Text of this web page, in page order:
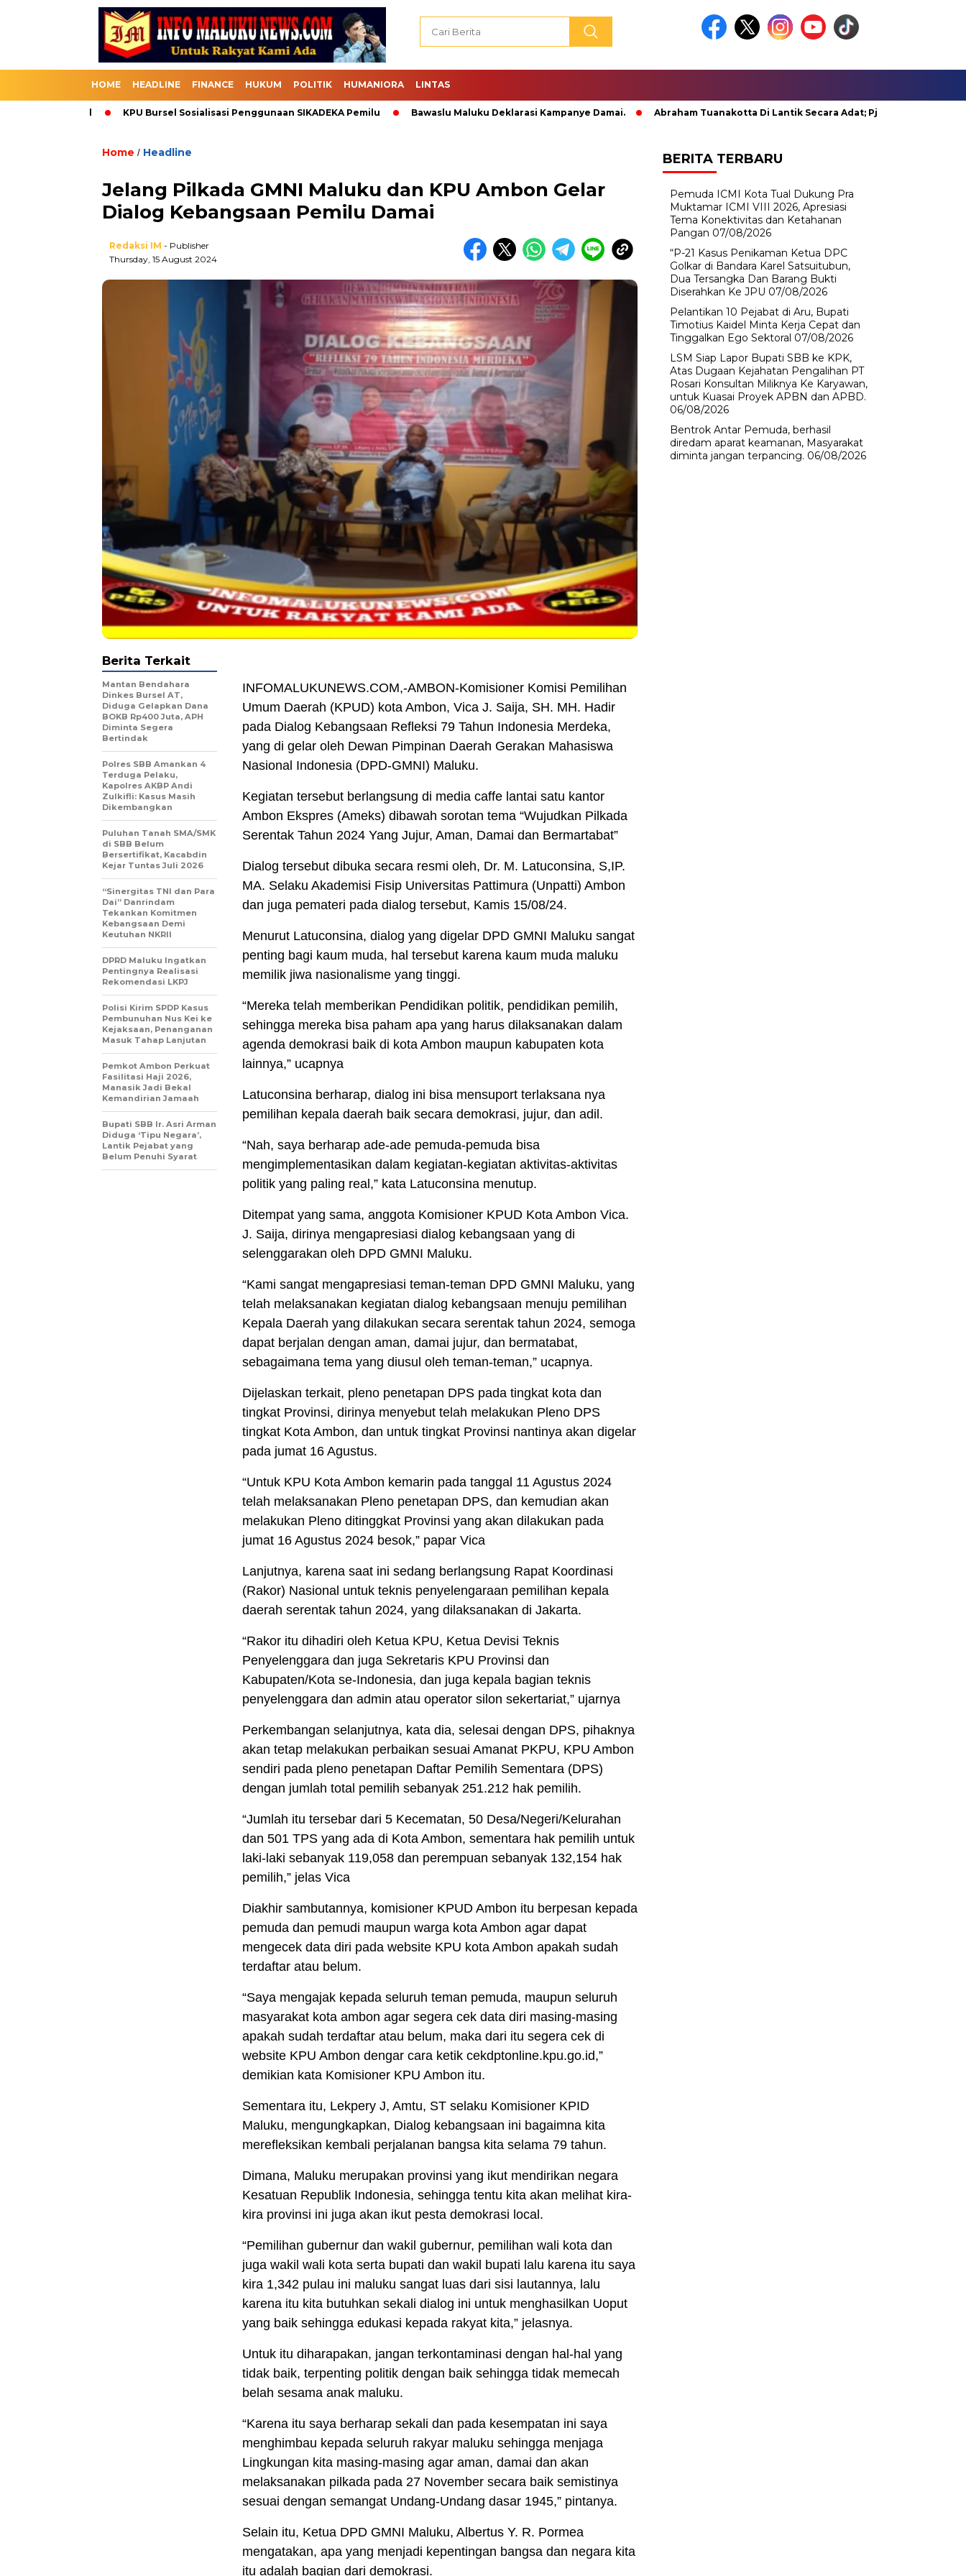
HOME HEADLINE FINANCE HUKUM POLITIK HUMANIORA LINTAS
KPU Bursel Sosialisasi Penggunaan SIKADEKA Pemilu Bawaslu Maluku Deklarasi Kampanye Damai. Abraham Tuanakotta Di Lantik Secara Adat; Pj Bupati Malteng Minta
Home / Headline
Jelang Pilkada GMNI Maluku dan KPU Ambon Gelar
Dialog Kebangsaan Pemilu Damai
Redaksi IM - Publisher
Thursday, 15 August 2024
INFOMALUKUNEWS.COM,-AMBON-Komisioner Komisi Pemilihan
Umum Daerah (KPUD) kota Ambon, Vica J. Saija, SH. MH. Hadir
pada Dialog Kebangsaan Refleksi 79 Tahun Indonesia Merdeka,
yang di gelar oleh Dewan Pimpinan Daerah Gerakan Mahasiswa
Nasional Indonesia (DPD-GMNI) Maluku.
Kegiatan tersebut berlangsung di media caffe lantai satu kantor
Ambon Ekspres (Ameks) dibawah sorotan tema “Wujudkan Pilkada
Serentak Tahun 2024 Yang Jujur, Aman, Damai dan Bermartabat”
Dialog tersebut dibuka secara resmi oleh, Dr. M. Latuconsina, S,IP.
MA. Selaku Akademisi Fisip Universitas Pattimura (Unpatti) Ambon
dan juga pemateri pada dialog tersebut, Kamis 15/08/24.
Menurut Latuconsina, dialog yang digelar DPD GMNI Maluku sangat
penting bagi kaum muda, hal tersebut karena kaum muda maluku
memilik jiwa nasionalisme yang tinggi.
“Mereka telah memberikan Pendidikan politik, pendidikan pemilih,
sehingga mereka bisa paham apa yang harus dilaksanakan dalam
agenda demokrasi baik di kota Ambon maupun kabupaten kota
lainnya,” ucapnya
Latuconsina berharap, dialog ini bisa mensuport terlaksana nya
pemilihan kepala daerah baik secara demokrasi, jujur, dan adil.
“Nah, saya berharap ade-ade pemuda-pemuda bisa
mengimplementasikan dalam kegiatan-kegiatan aktivitas-aktivitas
politik yang paling real,” kata Latuconsina menutup.
Ditempat yang sama, anggota Komisioner KPUD Kota Ambon Vica.
J. Saija, dirinya mengapresiasi dialog kebangsaan yang di
selenggarakan oleh DPD GMNI Maluku.
“Kami sangat mengapresiasi teman-teman DPD GMNI Maluku, yang
telah melaksanakan kegiatan dialog kebangsaan menuju pemilihan
Kepala Daerah yang dilakukan secara serentak tahun 2024, semoga
dapat berjalan dengan aman, damai jujur, dan bermatabat,
sebagaimana tema yang diusul oleh teman-teman,” ucapnya.
Dijelaskan terkait, pleno penetapan DPS pada tingkat kota dan
tingkat Provinsi, dirinya menyebut telah melakukan Pleno DPS
tingkat Kota Ambon, dan untuk tingkat Provinsi nantinya akan digelar
pada jumat 16 Agustus.
“Untuk KPU Kota Ambon kemarin pada tanggal 11 Agustus 2024
telah melaksanakan Pleno penetapan DPS, dan kemudian akan
melakukan Pleno ditinggkat Provinsi yang akan dilakukan pada
jumat 16 Agustus 2024 besok,” papar Vica
Lanjutnya, karena saat ini sedang berlangsung Rapat Koordinasi
(Rakor) Nasional untuk teknis penyelengaraan pemilihan kepala
daerah serentak tahun 2024, yang dilaksanakan di Jakarta.
“Rakor itu dihadiri oleh Ketua KPU, Ketua Devisi Teknis
Penyelenggara dan juga Sekretaris KPU Provinsi dan
Kabupaten/Kota se-Indonesia, dan juga kepala bagian teknis
penyelenggara dan admin atau operator silon sekertariat,” ujarnya
Perkembangan selanjutnya, kata dia, selesai dengan DPS, pihaknya
akan tetap melakukan perbaikan sesuai Amanat PKPU, KPU Ambon
sendiri pada pleno penetapan Daftar Pemilih Sementara (DPS)
dengan jumlah total pemilih sebanyak 251.212 hak pemilih.
“Jumlah itu tersebar dari 5 Kecematan, 50 Desa/Negeri/Kelurahan
dan 501 TPS yang ada di Kota Ambon, sementara hak pemilih untuk
laki-laki sebanyak 119,058 dan perempuan sebanyak 132,154 hak
pemilih,” jelas Vica
Diakhir sambutannya, komisioner KPUD Ambon itu berpesan kepada
pemuda dan pemudi maupun warga kota Ambon agar dapat
mengecek data diri pada website KPU kota Ambon apakah sudah
terdaftar atau belum.
“Saya mengajak kepada seluruh teman pemuda, maupun seluruh
masyarakat kota ambon agar segera cek data diri masing-masing
apakah sudah terdaftar atau belum, maka dari itu segera cek di
website KPU Ambon dengar cara ketik cekdptonline.kpu.go.id,”
demikian kata Komisioner KPU Ambon itu.
Sementara itu, Lekpery J, Amtu, ST selaku Komisioner KPID
Maluku, mengungkapkan, Dialog kebangsaan ini bagaimna kita
merefleksikan kembali perjalanan bangsa kita selama 79 tahun.
Dimana, Maluku merupakan provinsi yang ikut mendirikan negara
Kesatuan Republik Indonesia, sehingga tentu kita akan melihat kira-
kira provinsi ini juga akan ikut pesta demokrasi local.
“Pemilihan gubernur dan wakil gubernur, pemilihan wali kota dan
juga wakil wali kota serta bupati dan wakil bupati lalu karena itu saya
kira 1,342 pulau ini maluku sangat luas dari sisi lautannya, lalu
karena itu kita butuhkan sekali dialog ini untuk menghasilkan Uoput
yang baik sehingga edukasi kepada rakyat kita,” jelasnya.
Untuk itu diharapakan, jangan terkontaminasi dengan hal-hal yang
tidak baik, terpenting politik dengan baik sehingga tidak memecah
belah sesama anak maluku.
“Karena itu saya berharap sekali dan pada kesempatan ini saya
menghimbau kepada seluruh rakyar maluku sehingga menjaga
Lingkungan kita masing-masing agar aman, damai dan akan
melaksanakan pilkada pada 27 November secara baik semistinya
sesuai dengan semangat Undang-Undang dasar 1945,” pintanya.
Selain itu, Ketua DPD GMNI Maluku, Albertus Y. R. Pormea
mengatakan, apa yang menjadi kepentingan bangsa dan negara kita
itu adalah bagian dari demokrasi.
Berita Terkait
Mantan Bendahara
Dinkes Bursel AT,
Diduga Gelapkan Dana
BOKB Rp400 Juta, APH
Diminta Segera
Bertindak
Polres SBB Amankan 4
Terduga Pelaku,
Kapolres AKBP Andi
Zulkifli: Kasus Masih
Dikembangkan
Puluhan Tanah SMA/SMK
di SBB Belum
Bersertifikat, Kacabdin
Kejar Tuntas Juli 2026
“Sinergitas TNI dan Para
Dai” Danrindam
Tekankan Komitmen
Kebangsaan Demi
Keutuhan NKRII ‎
DPRD Maluku Ingatkan
Pentingnya Realisasi
Rekomendasi LKPJ
Polisi Kirim SPDP Kasus
Pembunuhan Nus Kei ke
Kejaksaan, Penanganan
Masuk Tahap Lanjutan
Pemkot Ambon Perkuat
Fasilitasi Haji 2026,
Manasik Jadi Bekal
Kemandirian Jamaah
Bupati SBB Ir. Asri Arman
Diduga ‘Tipu Negara’,
Lantik Pejabat yang
Belum Penuhi Syarat
BERITA TERBARU
Pemuda ICMI Kota Tual Dukung Pra
Muktamar ICMI VIII 2026, Apresiasi
Tema Konektivitas dan Ketahanan
Pangan 07/08/2026
“P-21 Kasus Penikaman Ketua DPC
Golkar di Bandara Karel Satsuitubun,
Dua Tersangka Dan Barang Bukti
Diserahkan Ke JPU 07/08/2026
Pelantikan 10 Pejabat di Aru, Bupati
Timotius Kaidel Minta Kerja Cepat dan
Tinggalkan Ego Sektoral 07/08/2026
LSM Siap Lapor Bupati SBB ke KPK,
Atas Dugaan Kejahatan Pengalihan PT
Rosari Konsultan Miliknya Ke Karyawan,
untuk Kuasai Proyek APBN dan APBD.
06/08/2026
Bentrok Antar Pemuda, berhasil
diredam aparat keamanan, Masyarakat
diminta jangan terpancing. 06/08/2026